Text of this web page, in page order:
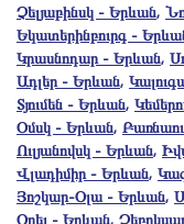
Չելյաբինսկ - Երևան,
Եկատերինբուրգ -
Կրասնոդար - Երևան,
Ադլեր - Երևան,
Տյումեն - Երևան,
Օմսկ - Երևան,
Ուլյանովսկ - Երևան,
Վլադիմիր - Երևան,
Յոշկար-Օլա - Երևան,
Օրել - Երևան,